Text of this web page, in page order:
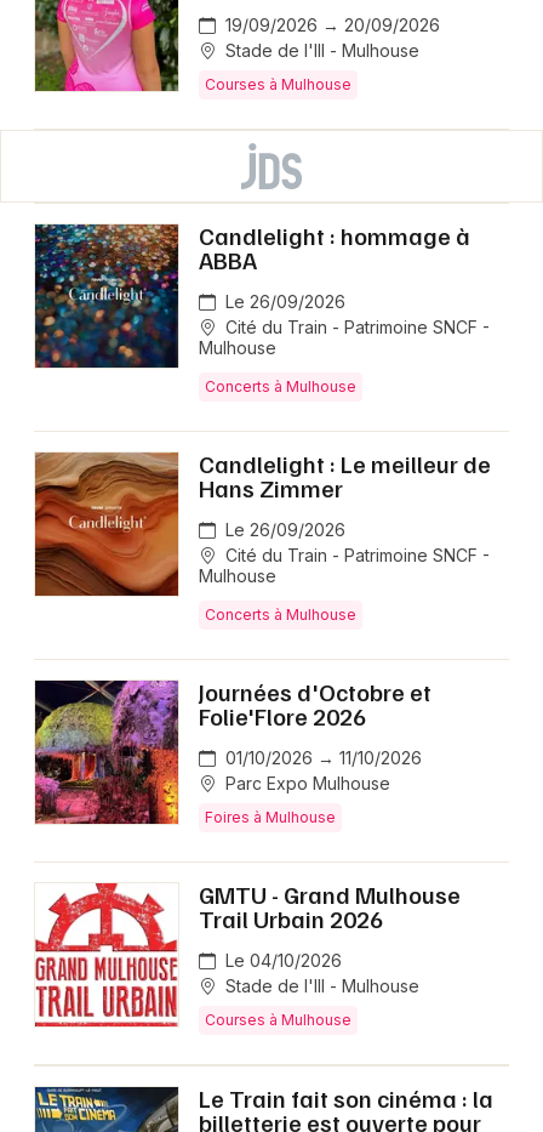
19/09/2026 → 20/09/2026
Stade de l'Ill - Mulhouse
Courses à Mulhouse
Candlelight : hommage à
ABBA
Le 26/09/2026
Cité du Train - Patrimoine SNCF -
Mulhouse
Concerts à Mulhouse
Candlelight : Le meilleur de
Hans Zimmer
Le 26/09/2026
Cité du Train - Patrimoine SNCF -
Mulhouse
Concerts à Mulhouse
Journées d'Octobre et
Folie'Flore 2026
01/10/2026 → 11/10/2026
Parc Expo Mulhouse
Foires à Mulhouse
GMTU - Grand Mulhouse
Trail Urbain 2026
Le 04/10/2026
Stade de l'Ill - Mulhouse
Courses à Mulhouse
Le Train fait son cinéma : la
billetterie est ouverte pour